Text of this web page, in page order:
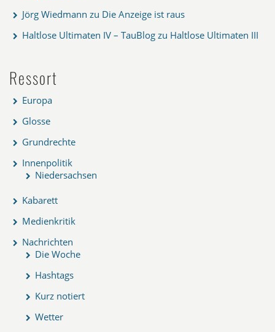
Jörg Wiedmann zu Die Anzeige ist raus
Haltlose Ultimaten IV – TauBlog zu Haltlose Ultimaten III
Ressort
Europa
Glosse
Grundrechte
Innenpolitik
Niedersachsen
Kabarett
Medienkritik
Nachrichten
Die Woche
Hashtags
Kurz notiert
Wetter